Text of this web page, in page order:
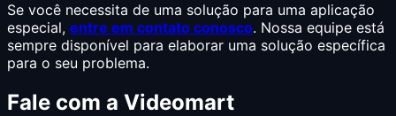
Se você necessita de uma solução para uma aplicação
especial, entre em contato conosco. Nossa equipe está
sempre disponível para elaborar uma solução específica
para o seu problema.
Fale com a Videomart